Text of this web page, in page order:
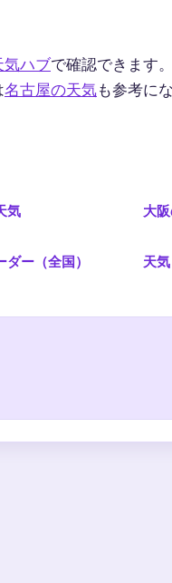
気ハブで確認できます。
名古屋の天気も参考に
気 大
ー（全国） 天気